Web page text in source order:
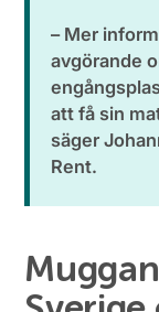
– Mer
avgörande
att få sin
säger
Rent.